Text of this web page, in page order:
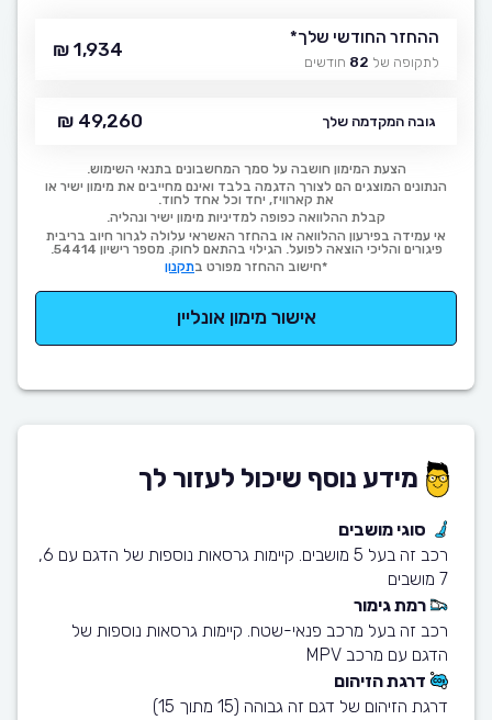
ההחזר החודשי שלך*
לתקופה של 82 חודשים
1,934 ₪
גובה המקדמה שלך 49,260 ₪
הצעת המימון חושבה על סמך המחשבונים בתנאי השימוש.
הנתונים המוצגים הם לצורך הדגמה בלבד ואינם מחייבים את מימון ישיר או
את קארוויז, יחד וכל אחד לחוד.
קבלת ההלוואה כפופה למדיניות מימון ישיר ונהליה.
אי עמידה בפירעון ההלוואה או בהחזר האשראי עלולה לגרור חיוב בריבית
פיגורים והליכי הוצאה לפועל. הגילוי בהתאם לחוק. מספר רישיון 54414.
*חישוב ההחזר מפורט בתקנון
אישור מימון אונליין
מידע נוסף שיכול לעזור לך
סוגי מושבים
רכב זה בעל 5 מושבים. קיימות גרסאות נוספות של הדגם עם 6,
7 מושבים
רמת גימור
רכב זה בעל מרכב פנאי-שטח. קיימות גרסאות נוספות של
הדגם עם מרכב MPV
דרגת הזיהום
דרגת הזיהום של דגם זה גבוהה (15 מתוך 15)